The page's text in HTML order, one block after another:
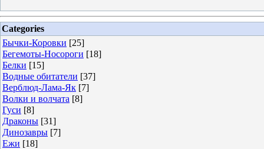
Categories
Бычки-Коровки [25]
Бегемоты-Носороги [18]
Белки [15]
Водные обитатели [37]
Верблюд-Лама-Як [7]
Волки и волчата [8]
Гуси [8]
Драконы [31]
Динозавры [7]
Ежи [18]